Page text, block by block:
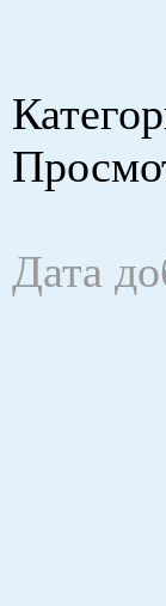
Дата